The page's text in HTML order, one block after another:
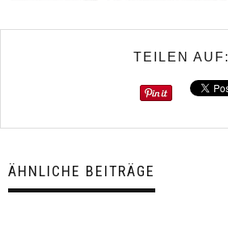
TEILEN AUF:
ÄHNLICHE BEITRÄGE